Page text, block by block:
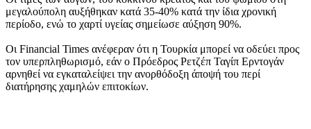
μεγαλούπολη αυξήθηκαν κατά 35-40% κατά την ίδια χρονική
περίοδο, ενώ το χαρτί υγείας σημείωσε αύξηση 90%.
Οι Financial Times ανέφεραν ότι η Τουρκία μπορεί να οδεύει προς
τον υπερπληθωρισμό, εάν ο Πρόεδρος Ρετζέπ Ταγίπ Ερντογάν
αρνηθεί να εγκαταλείψει την ανορθόδοξη άποψή του περί
διατήρησης χαμηλών επιτοκίων.